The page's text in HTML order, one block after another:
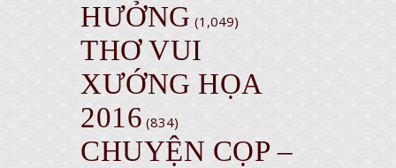
HƯỞNG (1,049)
THƠ VUI
XƯỚNG HỌA
2016 (834)
CHUYỆN CỌP –